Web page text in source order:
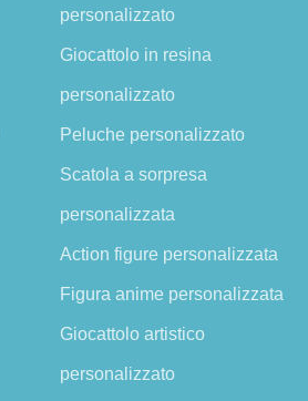
personalizzato
Giocattolo in resina
personalizzato
Peluche personalizzato
Scatola a sorpresa
personalizzata
Action figure personalizzata
Figura anime personalizzata
Giocattolo artistico
personalizzato